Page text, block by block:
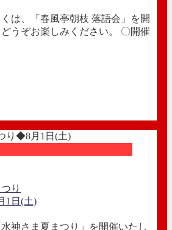
は、「春風亭朝枝 落語会」を開
うぞお楽しみください。 〇開催
り
1日(土)
神さま夏まつり」を開催いたし